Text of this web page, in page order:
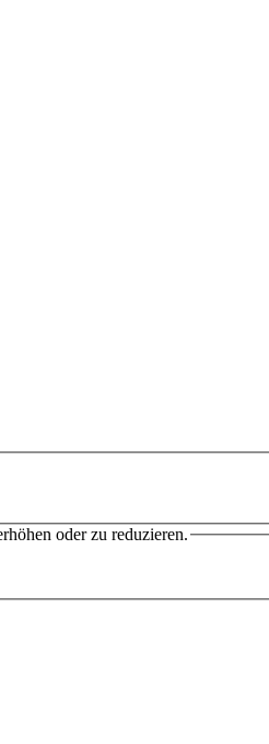
oder zu reduzieren.